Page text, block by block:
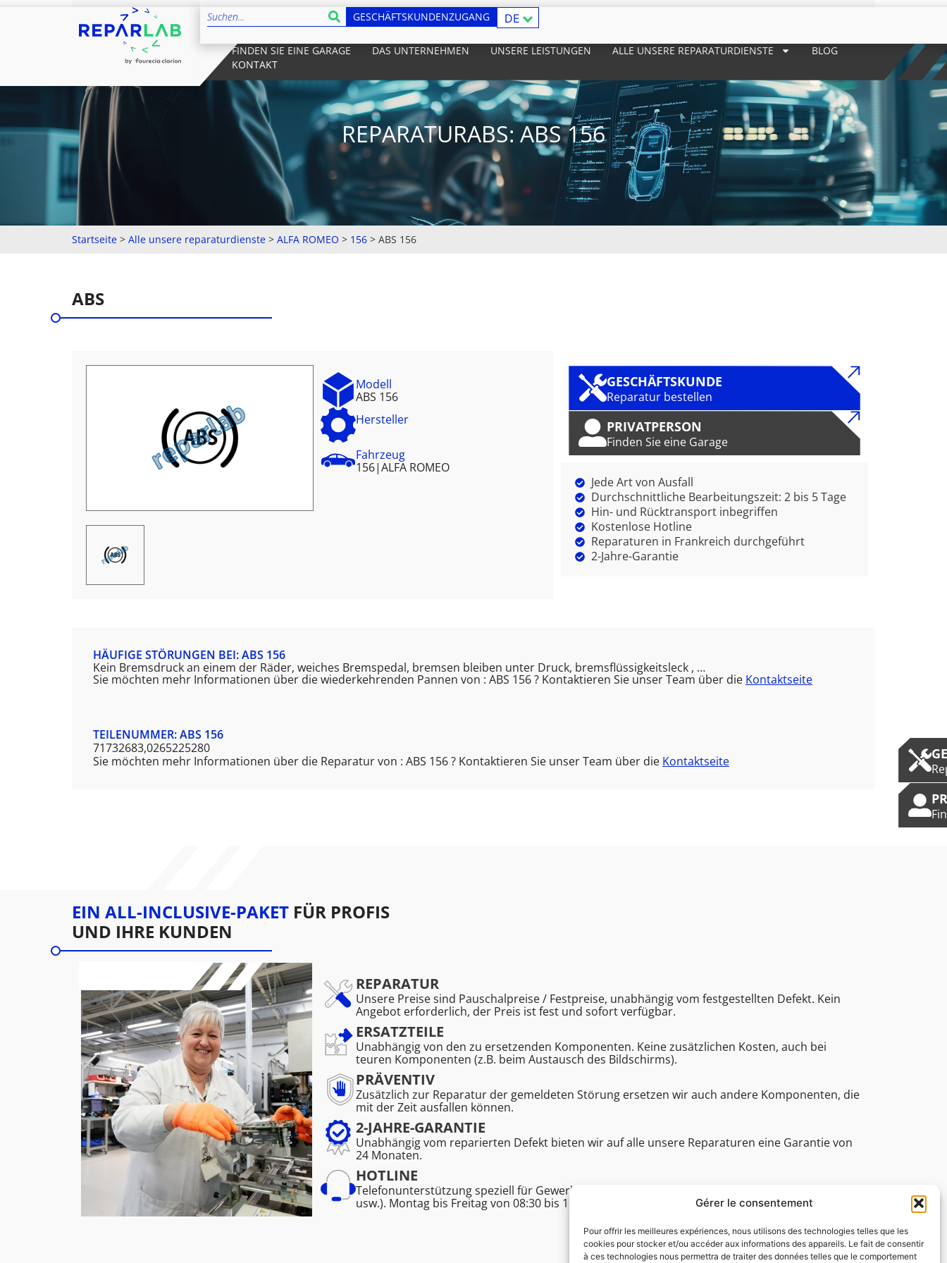
Gérer le consentement
Pour offrir les meilleures expériences, nous utilisons des technologies telles que les
cookies pour stocker et/ou accéder aux informations des appareils. Le fait de consentir
à ces technologies nous permettra de traiter des données telles que le comportement
GESCHÄFTSKUNDENZUGANG DE
FINDEN SIE EINE GARAGE DAS UNTERNEHMEN UNSERE LEISTUNGEN ALLE UNSERE REPARATURDIENSTE
BLOG
KONTAKT
REPARATURABS: ABS 156
Startseite > Alle unsere reparaturdienste > ALFA ROMEO > 156 > ABS 156
ABS
Modell
ABS 156
Hersteller
Fahrzeug
156|ALFA ROMEO
GESCHÄFTSKUNDE
Reparatur bestellen
PRIVATPERSON
Finden Sie eine Garage
Jede Art von Ausfall
Durchschnittliche Bearbeitungszeit: 2 bis 5 Tage
Hin- und Rücktransport inbegriffen
Kostenlose Hotline
Reparaturen in Frankreich durchgeführt
2-Jahre-Garantie
HÄUFIGE STÖRUNGEN BEI: ABS 156
Kein Bremsdruck an einem der Räder, weiches Bremspedal, bremsen bleiben unter Druck, bremsflüssigkeitsleck , …
Sie möchten mehr Informationen über die wiederkehrenden Pannen von : ABS 156 ? Kontaktieren Sie unser Team über die Kontaktseite
TEILENUMMER: ABS 156
71732683,0265225280
Sie möchten mehr Informationen über die Reparatur von : ABS 156 ? Kontaktieren Sie unser Team über die Kontaktseite
EIN ALL-INCLUSIVE-PAKET FÜR PROFIS
UND IHRE KUNDEN
REPARATUR
Unsere Preise sind Pauschalpreise / Festpreise, unabhängig vom festgestellten Defekt. Kein
Angebot erforderlich, der Preis ist fest und sofort verfügbar.
ERSATZTEILE
Unabhängig von den zu ersetzenden Komponenten. Keine zusätzlichen Kosten, auch bei
teuren Komponenten (z.B. beim Austausch des Bildschirms).
PRÄVENTIV
Zusätzlich zur Reparatur der gemeldeten Störung ersetzen wir auch andere Komponenten, die
mit der Zeit ausfallen können.
2-JAHRE-GARANTIE
Unabhängig vom reparierten Defekt bieten wir auf alle unsere Reparaturen eine Garantie von
24 Monaten.
HOTLINE
Telefonunterstützung speziell für Gewerbetreibende (Bearbeitungsdauer, technische Assistenz
usw.). Montag bis Freitag von 08:30 bis 16:45.